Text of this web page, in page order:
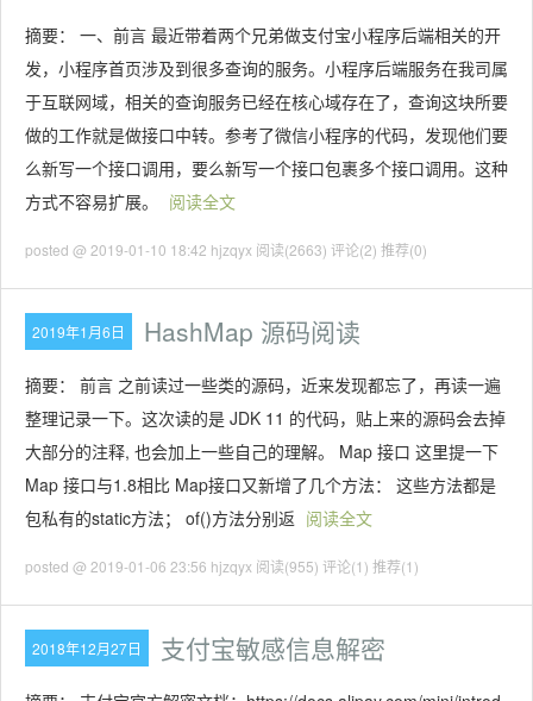
摘要： 一、前言 最近带着两个兄弟做支付宝小程序后端相关的开
发，小程序首页涉及到很多查询的服务。小程序后端服务在我司属
于互联网域，相关的查询服务已经在核心域存在了，查询这块所要
做的工作就是做接口中转。参考了微信小程序的代码，发现他们要
么新写一个接口调用，要么新写一个接口包裹多个接口调用。这种
方式不容易扩展。
阅读全文
posted @ 2019-01-10 18:42 hjzqyx 阅读(2663) 评论(2) 推荐(0)
2019年1月6日 HashMap 源码阅读
摘要： 前言 之前读过一些类的源码，近来发现都忘了，再读一遍
整理记录一下。这次读的是 JDK 11 的代码，贴上来的源码会去掉
大部分的注释, 也会加上一些自己的理解。 Map 接口 这里提一下
Map 接口与1.8相比 Map接口又新增了几个方法： 这些方法都是
包私有的static方法； of()方法分别返 阅读全文
posted @ 2019-01-06 23:56 hjzqyx 阅读(955) 评论(1) 推荐(1)
2018年12月27日 支付宝敏感信息解密